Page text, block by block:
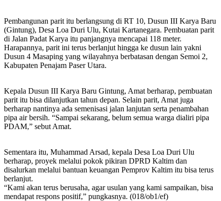
Pembangunan parit itu berlangsung di RT 10, Dusun III Karya Baru
(Gintung), Desa Loa Duri Ulu, Kutai Kartanegara. Pembuatan parit
di Jalan Padat Karya itu panjangnya mencapai 118 meter.
Harapannya, parit ini terus berlanjut hingga ke dusun lain yakni
Dusun 4 Masaping yang wilayahnya berbatasan dengan Semoi 2,
Kabupaten Penajam Paser Utara.
Kepala Dusun III Karya Baru Gintung, Amat berharap, pembuatan
parit itu bisa dilanjutkan tahun depan. Selain parit, Amat juga
berharap nantinya ada semenisasi jalan lanjutan serta penambahan
pipa air bersih. “Sampai sekarang, belum semua warga dialiri pipa
PDAM,” sebut Amat.
Sementara itu, Muhammad Arsad, kepala Desa Loa Duri Ulu
berharap, proyek melalui pokok pikiran DPRD Kaltim dan
disalurkan melalui bantuan keuangan Pemprov Kaltim itu bisa terus
berlanjut.
“Kami akan terus berusaha, agar usulan yang kami sampaikan, bisa
mendapat respons positif,” pungkasnya. (018/ob1/ef)